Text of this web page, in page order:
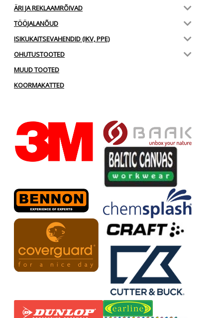
ÄRI JA REKLAAMRÕIVAD
TÖÖJALANÕUD
ISIKUKAITSEVAHENDID (IKV, PPE)
OHUTUSTOOTED
MUUD TOOTED
KOORMAKATTED